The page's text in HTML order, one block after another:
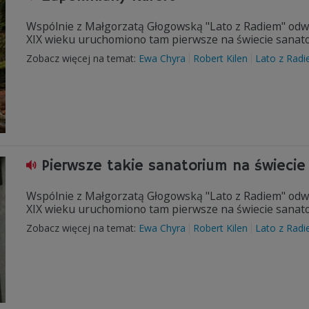
Wspólnie z Małgorzatą Głogowską "Lato z Radiem"
XIX wieku uruchomiono tam pierwsze na świecie
Zobacz więcej na temat: Ewa Chyra Robert Kilen Lato z
Pierwsze takie sanatorium na świecie
Wspólnie z Małgorzatą Głogowską "Lato z Radiem"
XIX wieku uruchomiono tam pierwsze na świecie
Zobacz więcej na temat: Ewa Chyra Robert Kilen Lato z